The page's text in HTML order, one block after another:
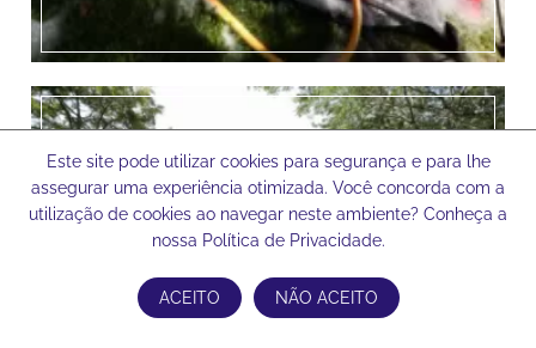
Este site pode utilizar cookies para segurança e para lhe
assegurar uma experiência otimizada. Você concorda com a
utilização de cookies ao navegar neste ambiente? Conheça a
nossa Política de Privacidade.
ACEITO NÃO ACEITO